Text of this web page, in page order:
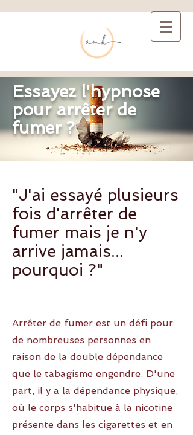
Essayez l'hypnose
pour arrêter de
fumer ?
"J'ai essayé plusieurs
fois d'arrêter de
fumer mais je n'y
arrive jamais...
pourquoi ?"
Arrêter de fumer est un défi pour
de nombreuses personnes en
raison de la double dépendance
que le tabagisme engendre. D'une
part, il y a la dépendance physique,
où le corps s'habitue à la nicotine
présente dans les cigarettes et en